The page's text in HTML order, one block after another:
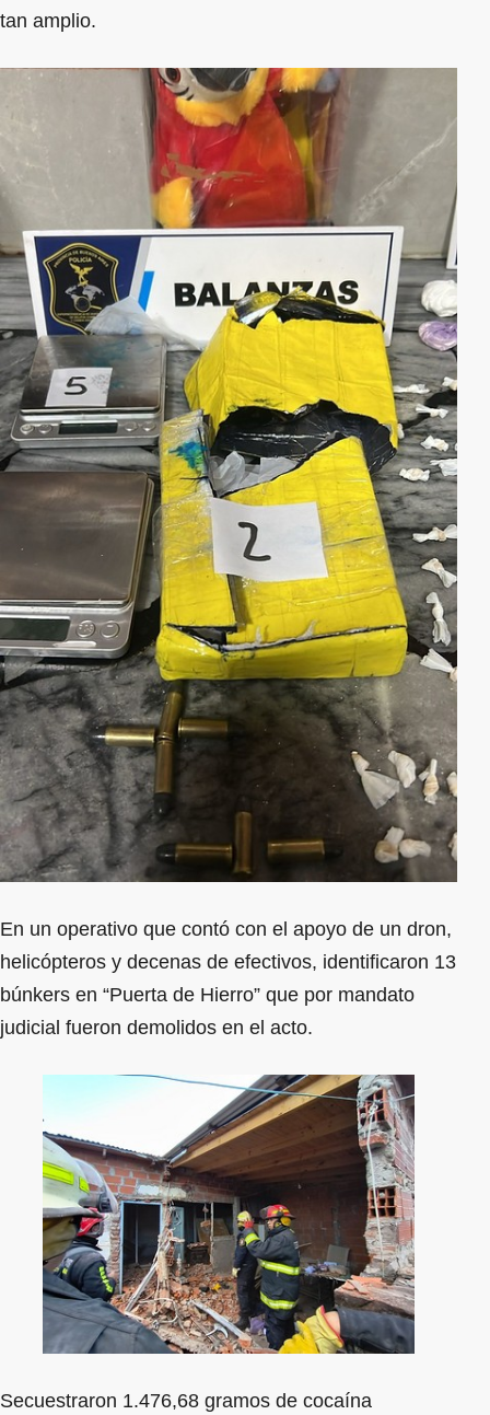
tan amplio.
En un operativo que contó con el apoyo de un dron,
helicópteros y decenas de efectivos, identificaron 13
búnkers en “Puerta de Hierro” que por mandato
judicial fueron demolidos en el acto.
Secuestraron 1.476,68 gramos de cocaína